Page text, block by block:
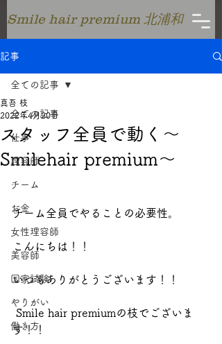
Smile hair premium 北浦和
記事
全ての記事
仕事
理容師
チーム
お金
女性理容師
美容師
国家試験
やりがい
働き方
全ての記事
スタッフ全員で動く〜
Smilehair premium〜
真吾 枝
2022年4月20日
チーム全員でやることの必要性。
こんにちは！！
いつもありがとうございます！！
す！！